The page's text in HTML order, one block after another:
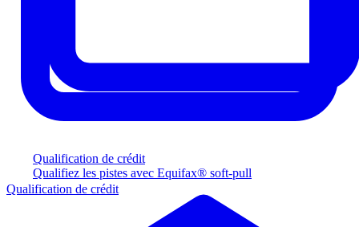
Qualification de crédit
Qualifiez les pistes avec Equifax® soft-pull
Qualification de crédit